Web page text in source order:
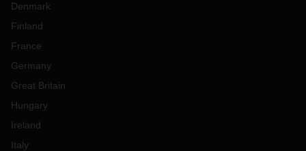
Denmark
Finland
France
Germany
Great Britain
Hungary
Ireland
Italy